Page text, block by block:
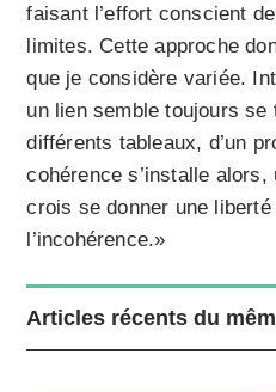
faisant l’effort conscient
limites. Cette approche
que je considère variée.
un lien semble toujours se
différents tableaux, d’un
cohérence s’installe
crois se donner une
l’incohérence.»
Articles récents du